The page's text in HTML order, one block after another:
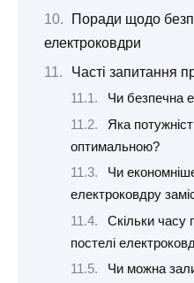
Поради щодо
електроковдри
Часті запитання
Чи безпечна
Яка
оптимальною?
Чи
електроковдру
Скільки часу
постелі
Чи можна